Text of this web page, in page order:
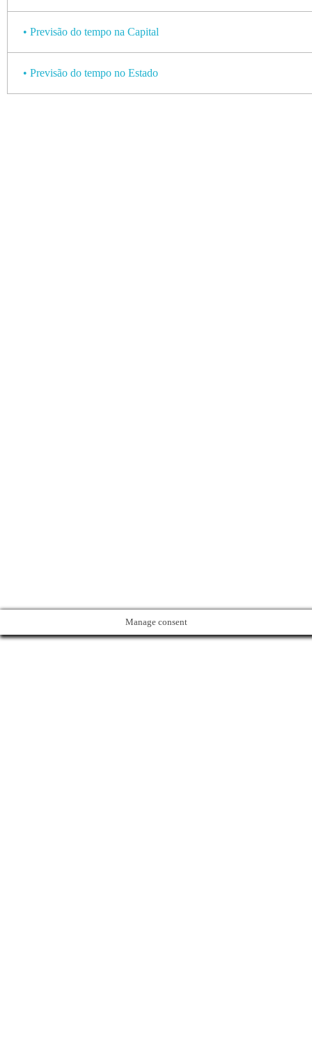
• Previsão do tempo na Capital
• Previsão do tempo no Estado
Manage consent